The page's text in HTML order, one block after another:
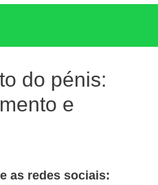
do pénis:
e
as redes sociais: